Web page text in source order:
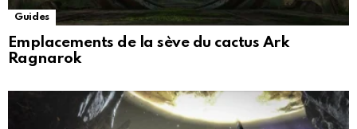
Guides
Emplacements de la sève du cactus Ark
Ragnarok